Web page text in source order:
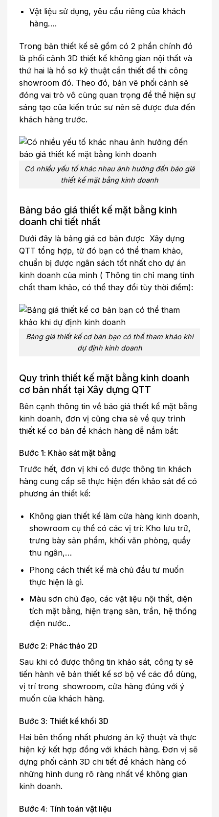
Vật liệu sử dụng, yêu cầu riêng của khách
hàng….
Trong bản thiết kế sẽ gồm có 2 phần chính đó
là phối cảnh 3D thiết kế không gian nội thất và
thứ hai là hồ sơ kỹ thuật cần thiết để thi công
showroom đó. Theo đó, bản vẽ phối cảnh sẽ
đóng vai trò vô cùng quan trọng để thể hiện sự
sáng tạo của kiến trúc sư nên sẽ được đưa đến
khách hàng trước.
Có nhiều yếu tố khác nhau ảnh hưởng đến báo giá
thiết kế mặt bằng kinh doanh
Bảng báo giá thiết kế mặt bằng kinh
doanh chi tiết nhất
Dưới đây là bảng giá cơ bản được Xây dựng
QTT tổng hợp, từ đó bạn có thể tham khảo,
chuẩn bị được ngân sách tốt nhất cho dự án
kinh doanh của mình ( Thông tin chỉ mang tính
chất tham khảo, có thể thay đổi tùy thời điểm):
Bảng giá thiết kế cơ bản bạn có thể tham khảo khi
dự định kinh doanh
Quy trình thiết kế mặt bằng kinh doanh
cơ bản nhất tại Xây dựng QTT
Bên cạnh thông tin về báo giá thiết kế mặt bằng
kinh doanh, đơn vị cũng chia sẻ về quy trình
thiết kế cơ bản để khách hàng dễ nắm bắt:
Bước 1: Khảo sát mặt bằng
Trước hết, đơn vị khi có được thông tin khách
hàng cung cấp sẽ thực hiện đến khảo sát để có
phương án thiết kế:
Không gian thiết kế làm cửa hàng kinh doanh,
showroom cụ thể có các vị trí: Kho lưu trữ,
trưng bày sản phẩm, khối văn phòng, quầy
thu ngân,…
Phong cách thiết kế mà chủ đầu tư muốn
thực hiện là gì.
Màu sơn chủ đạo, các vật liệu nội thất, diện
tích mặt bằng, hiện trạng sàn, trần, hệ thống
điện nước..
Bước 2: Phác thảo 2D
Sau khi có được thông tin khảo sát, công ty sẽ
tiến hành vẽ bản thiết kế sơ bộ về các đồ dùng,
vị trí trong showroom, cửa hàng đúng với ý
muốn của khách hàng.
Bước 3: Thiết kế khối 3D
Hai bên thống nhất phương án kỹ thuật và thực
hiện ký kết hợp đồng với khách hàng. Đơn vị sẽ
dựng phối cảnh 3D chi tiết để khách hàng có
những hình dung rõ ràng nhất về không gian
kinh doanh.
Bước 4: Tính toán vật liệu